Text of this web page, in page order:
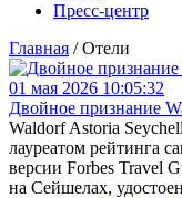
Пресс-центр
Главная /Отели
01 мая 2026 10:05:32
Двойное признание
Waldorf Astoria
лауреатом рейтинга
версии Forbes Travel
на Сейшелах,